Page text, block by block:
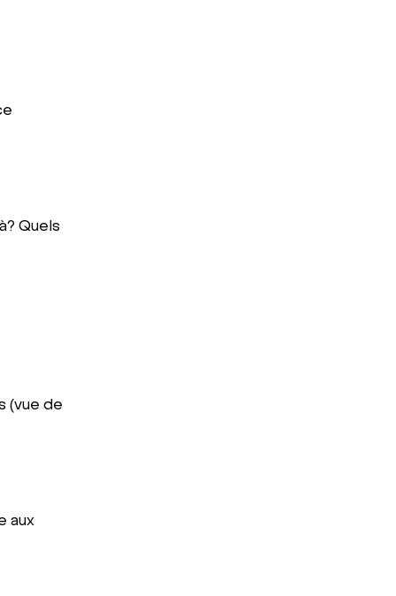
Quels
(vue de
aux